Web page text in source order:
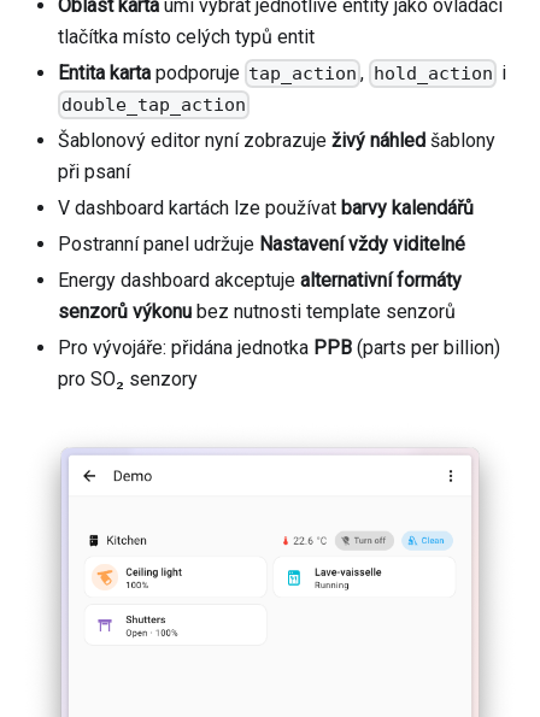
Oblast karta umí vybrat jednotlivé entity jako ovládací
tlačítka místo celých typů entit
Entita karta podporuje tap_action , hold_action i
double_tap_action
Šablonový editor nyní zobrazuje živý náhled šablony
při psaní
V dashboard kartách lze používat barvy kalendářů
Postranní panel udržuje Nastavení vždy viditelné
Energy dashboard akceptuje alternativní formáty
senzorů výkonu bez nutnosti template senzorů
Pro vývojáře: přidána jednotka PPB (parts per billion)
pro SO₂ senzory